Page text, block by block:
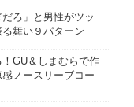
だろ」と男性がツッ
舞い９パターン
GU＆しまむらで作
ノースリーブコー